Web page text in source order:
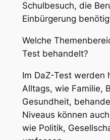
Schulbesuch, die
Einbürgerung
Welche
Test behandelt?
Im DaZ-Test werden
Alltags, wie Familie,
Gesundheit,
Niveaus können
wie Politik,